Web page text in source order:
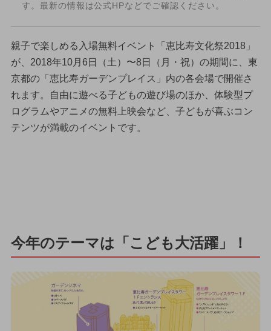
す。最新の情報は公式HPなどでご確認ください。
親子で楽しめる入場無料イベント「恵比寿文化祭2018」
が、2018年10月6日（土）〜8日（月・祝）の期間に、東
京都の「恵比寿ガーデンプレイス」内の各会場で開催さ
れます。自由に遊べる子どもの遊び場のほか、体験型プ
ログラムやアニメの無料上映会など、子どもが喜ぶコン
テンツが満載のイベントです。
今年のテーマは「こども大活躍」！